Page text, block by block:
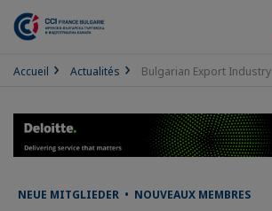
Accueil Actualités Bulgarian Export Industry
NEUE MITGLIEDER • NOUVEAUX MEMBRES